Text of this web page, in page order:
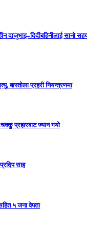
दाजुभाइ–दिदीबहिनीलाई सानो
बास्तोला प्रहरी नियन्त्रणमा
प्रहारबाट ज्यान गयो
साह
५ जना वेपता